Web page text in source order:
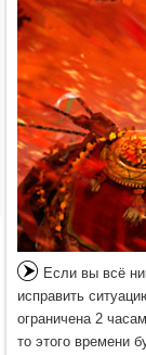
Если вы всё
исправить
ограничена 2
то этого времени